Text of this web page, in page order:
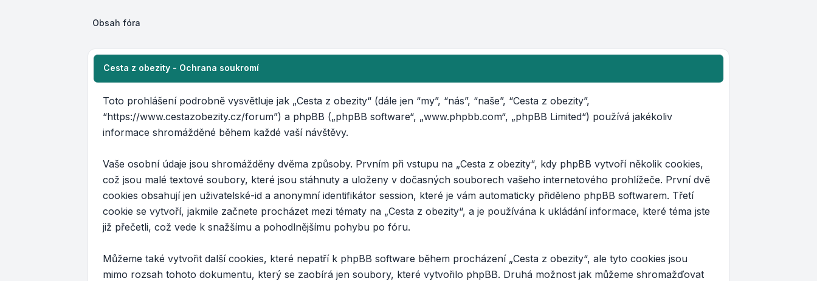
Obsah fóra
Cesta z obezity - Ochrana soukromí
Toto prohlášení podrobně vysvětluje jak „Cesta z obezity“ (dále jen “my”, “nás”, “naše”, “Cesta z obezity”,
“https://www.cestazobezity.cz/forum”) a phpBB („phpBB software“, „www.phpbb.com“, „phpBB Limited“) používá jakékoliv
informace shromážděné během každé vaší návštěvy.
Vaše osobní údaje jsou shromážděny dvěma způsoby. Prvním při vstupu na „Cesta z obezity“, kdy phpBB vytvoří několik cookies,
což jsou malé textové soubory, které jsou stáhnuty a uloženy v dočasných souborech vašeho internetového prohlížeče. První dvě
cookies obsahují jen uživatelské-id a anonymní identifikátor session, které je vám automaticky přiděleno phpBB softwarem. Třetí
cookie se vytvoří, jakmile začnete procházet mezi tématy na „Cesta z obezity“, a je používána k ukládání informace, které téma jste
již přečetli, což vede k snažšímu a pohodlnějšímu pohybu po fóru.
Můžeme také vytvořit další cookies, které nepatří k phpBB software během procházení „Cesta z obezity“, ale tyto cookies jsou
mimo rozsah tohoto dokumentu, který se zaobírá jen soubory, které vytvořilo phpBB. Druhá možnost jak můžeme shromažďovat